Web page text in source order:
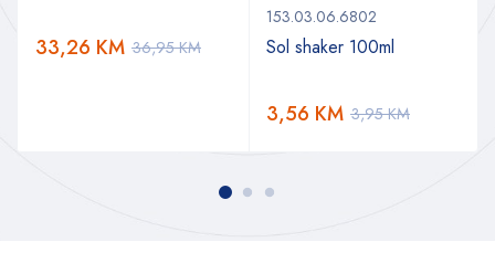
36,95KM
33,26 KM
153.03.06.6802
Sol shaker 100ml
3,95KM
3,56 KM